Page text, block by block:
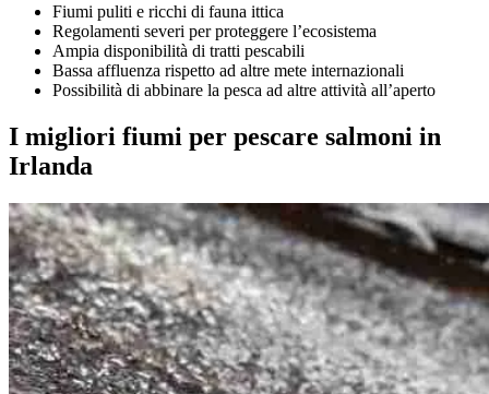
Fiumi puliti e ricchi di fauna ittica
Regolamenti severi per proteggere l’ecosistema
Ampia disponibilità di tratti pescabili
Bassa affluenza rispetto ad altre mete internazionali
Possibilità di abbinare la pesca ad altre attività all’aperto
I migliori fiumi per pescare salmoni in
Irlanda